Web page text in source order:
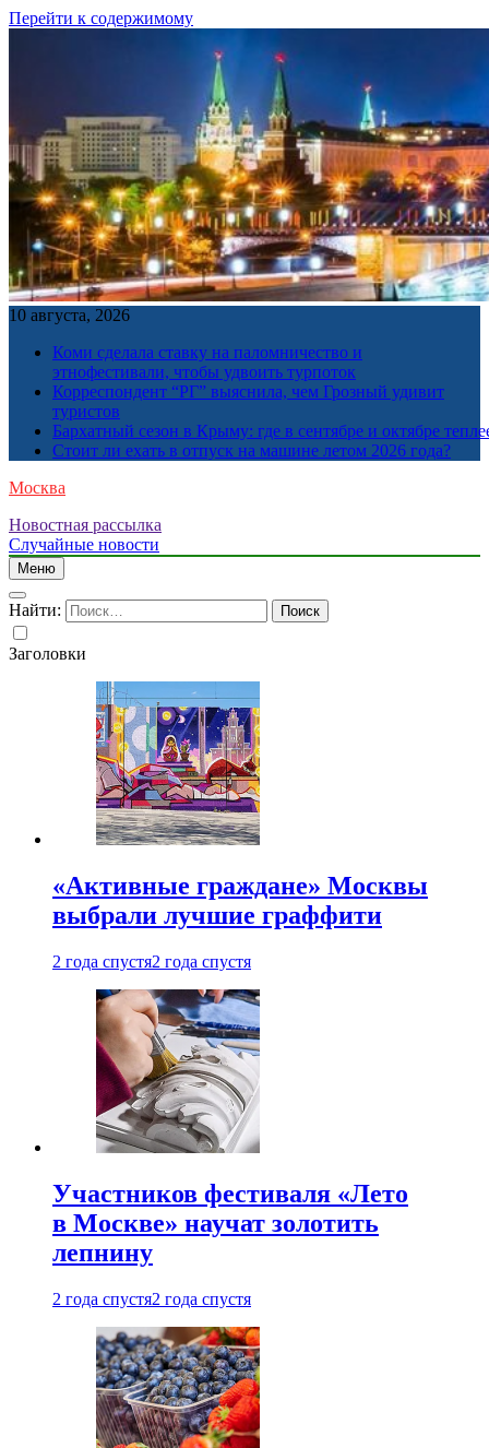
Перейти к содержимому
10 августа, 2026
Коми сделала ставку на паломничество и
этнофестивали, чтобы удвоить турпоток
Корреспондент “РГ” выяснила, чем Грозный удивит
туристов
Бархатный сезон в Крыму: где в сентябре и октябре
Стоит ли ехать в отпуск на машине летом 2026 года?
Москва
Новостная рассылка
Случайные новости
Меню
Найти:
Заголовки
«Активные граждане» Москвы
выбрали лучшие граффити
2 года спустя2 года спустя
Участников фестиваля «Лето
в Москве» научат золотить
лепнину
2 года спустя2 года спустя